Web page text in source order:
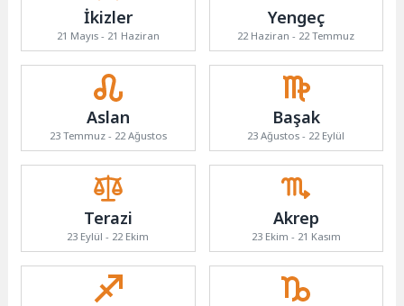
İkizler
21 Mayıs - 21 Haziran
Yengeç
22 Haziran - 22 Temmuz
Aslan
23 Temmuz - 22 Ağustos
Başak
23 Ağustos - 22 Eylül
Terazi
23 Eylül - 22 Ekim
Akrep
23 Ekim - 21 Kasım